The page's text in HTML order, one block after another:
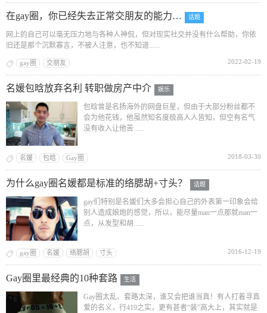
在gay圈，你已经失去正常交朋友的能力… 话题
网上的自己可以毫无压力地与各种人神侃，但对现实社交并没有什么帮助，你依
旧还是那个沉默寡言，不被人注意，也不知道......
gay圈 交朋友 2022-02-19
名媛包晗放弃名利 转职做房产中介 娱乐
包晗曾是名扬海外的网盘巨星，但由于大部分粉丝都不
会为他花钱，他虽然知名度极高人人皆知，但空有名气
没有收入让他苦......
名媛 包晗 Gay圈 2018-03-30
为什么gay圈名媛都是标准的络腮胡+寸头？ 话题
gay们特别是名媛们大多会担心自己的外表第一印象会给
别人造成娘炮的感觉，所以，能尽量man一点那就man一
点，从发型和胡......
gay圈 名媛 络腮胡 寸头 2016-12-19
Gay圈里最经典的10种套路 生活
Gay圈太乱、套路太深，谁又会把谁当真！有人打着寻真
爱的名义，行419之实，更有甚者“装”高大上，其实就是